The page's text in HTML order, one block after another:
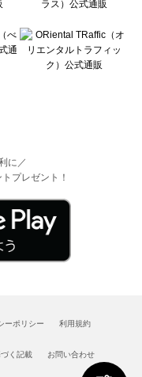
に／
プレゼント！
ーポリシー 利用規約
く記載 お問い合わせ